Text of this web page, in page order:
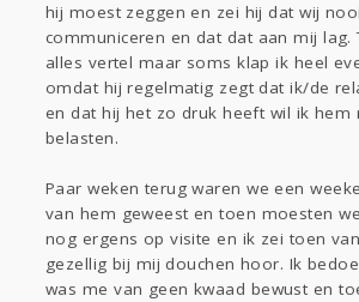
hij moest zeggen en zei hij dat wij
communiceren en dat dat aan mij lag.
alles vertel maar soms klap ik heel
omdat hij regelmatig zegt dat ik/de
en dat hij het zo druk heeft wil ik hem
belasten.
Paar weken terug waren we een
van hem geweest en toen moesten
nog ergens op visite en ik zei toen
gezellig bij mij douchen hoor. Ik
was me van geen kwaad bewust en